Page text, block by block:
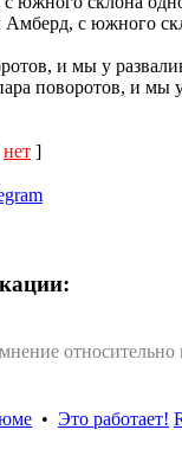
Амберд, с южного
поворотов, и мы
нет ]
• Это работает!